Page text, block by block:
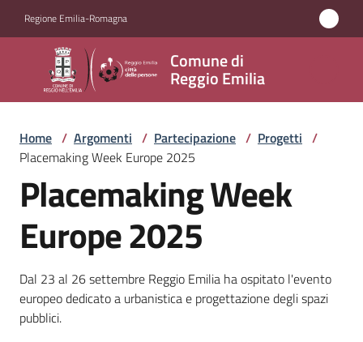
Regione Emilia-Romagna
Comune di
Reggio Emilia
Comune
di
Reggio
Emilia
Amministrazione
Servizi
Novità
Vivere
Home / Argomenti / Partecipazione / Progetti /
Placemaking Week Europe 2025
Placemaking Week
Europe 2025
Dal 23 al 26 settembre Reggio Emilia ha ospitato l'evento
europeo dedicato a urbanistica e progettazione degli spazi
pubblici.